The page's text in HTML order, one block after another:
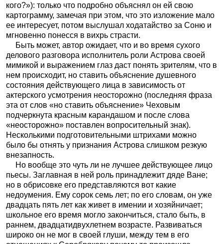
кого?»): только что подробно объяснял он ей свою
картограмму, замечая при этом, что это изложение мало
ее интересует, потом выслушал ходатайство за Соню и
мгновенно понесся в вихрь страсти.
Быть может, автор ожидает, что и во время сухого
делового разговора исполнитель роли Астрова своей
мимикой и выражением глаз даст понять зрителям, что в
нем происходит, но ставить объяснение душевного
состояния действующего лица в зависимость от
актерского усмотрения неосторожно (последняя фраза
эта от слов «но ставить объяснение» Чеховым
подчеркнута красным карандашом и после слова
«неосторожно» поставлен вопросительный знак).
Несколькими подготовительными штрихами можно
было бы отнять у признания Астрова слишком резкую
внезапность.
Но вообще это чуть ли не лучшее действующее лицо
пьесы. Заглавная в ней роль принадлежит дяде Ване;
но в обрисовке его представляются вот какие
недоумения. Ему сорок семь лет; по его словам, он уже
двадцать пять лет как живет в имении и хозяйничает;
школьное его время могло закончиться, стало быть, в
раннем, двадцатидвухлетнем возрасте. Развиваться
широко он не мог в своей глуши, между тем в его